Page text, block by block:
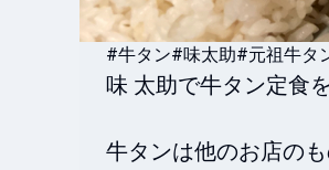
#牛タン#味太助#元祖牛タ
味 太助で牛タン定食
牛タンは他のお店の